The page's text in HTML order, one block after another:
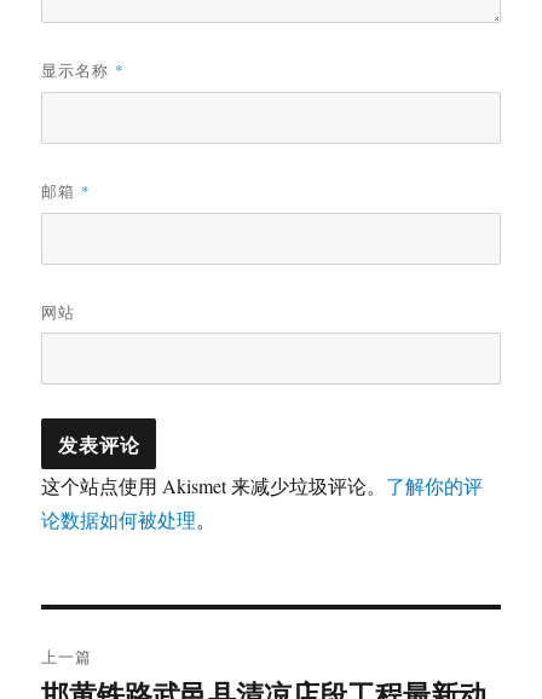
显示名称 *
邮箱 *
网站
这个站点使用 Akismet 来减少垃圾评论。 了解你的评
论数据如何被处理。
章
上一篇
上